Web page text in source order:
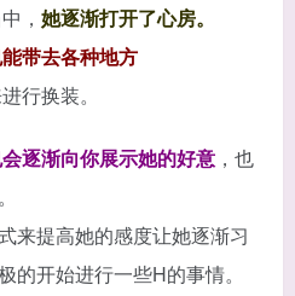
， 她逐渐打开了心房。
带去各种地方
行换装。
逐渐向你展示她的好意 ，也
来提高她的感度让她逐渐习
的开始进行一些H的事情。